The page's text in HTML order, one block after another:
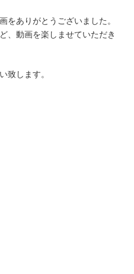
をありがとうございました。
、動画を楽しませていただき
致します。